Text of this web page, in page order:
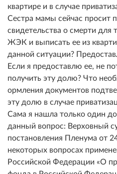
квартире и в случае
Сестра мамы сейчас просит
свидетельства о смерти для
ЖЭК и выписать ее из
данной ситуации?
Если я предоставлю ее, не
получить эту долю? Что
ормления документов
эту долю в случае
Сама я нашла только один
данный вопрос: Верховный
постановления Пленума от
некоторых вопросах
Российской Федерации «О